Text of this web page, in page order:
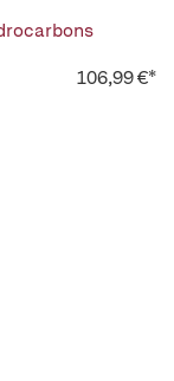
106,99 €*